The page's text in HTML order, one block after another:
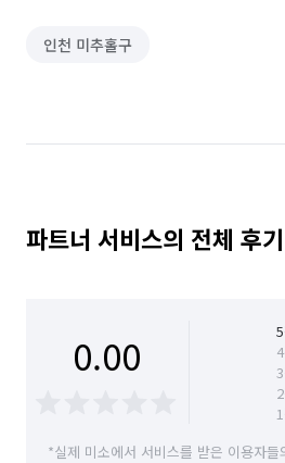
인천 미추홀구
파트너 서비스의 전체 후기
0.00 5
4
3
2
1
*실제 미소에서 서비스를 받은 이용자들